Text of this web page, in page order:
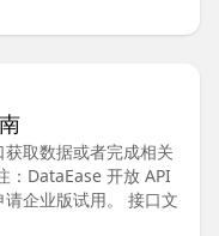
取数据或者完成相关
：DataEase 开放 API
企业版试用。 接口文